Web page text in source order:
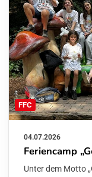
FFC
04.07.2026
Feriencamp
Unter dem Motto